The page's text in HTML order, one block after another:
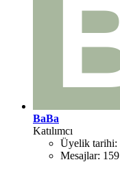
BaBa
Katılımcı
Üyelik tarihi:
Mesajlar: 159